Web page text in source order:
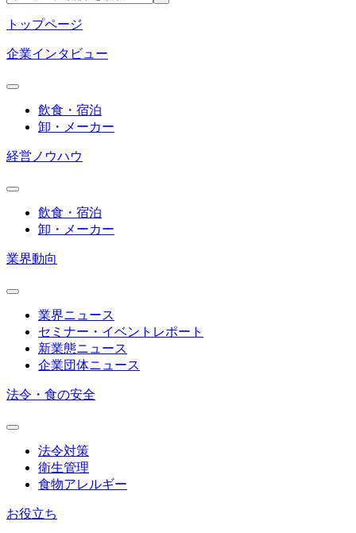
トップページ
企業インタビュー
飲食・宿泊
卸・メーカー
経営ノウハウ
飲食・宿泊
卸・メーカー
業界動向
業界ニュース
セミナー・イベントレポート
新業態ニュース
企業団体ニュース
法令・食の安全
法令対策
衛生管理
食物アレルギー
お役立ち